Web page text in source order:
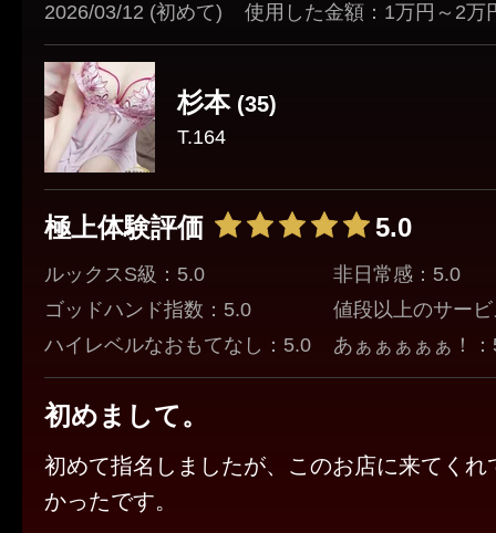
2026/03/12 (初めて) 使用した金額：1万円～2万
杉本(35)
T.164
極上体験評価 5.0
ルックスS級：5.0
ゴッドハンド指数：5.0
ハイレベルなおもてなし：5.0
非日常感：5.0
値段以上のサー
あぁぁぁぁぁ！
初めまして。
初めて指名しましたが、このお店に来てくれ
かったです。